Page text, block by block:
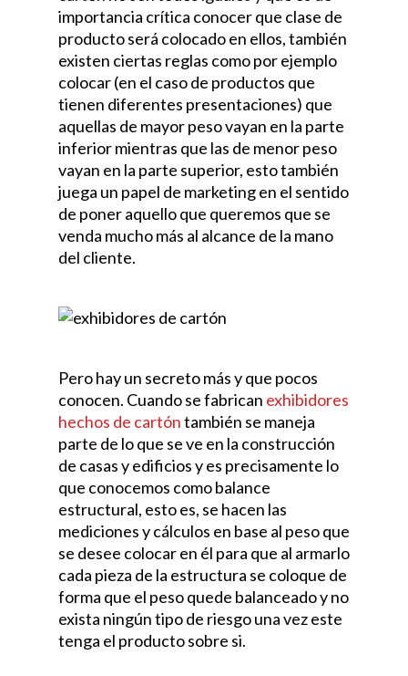
importancia crítica conocer que clase de
producto será colocado en ellos, también
existen ciertas reglas como por ejemplo
colocar (en el caso de productos que
tienen diferentes presentaciones) que
aquellas de mayor peso vayan en la parte
inferior mientras que las de menor peso
vayan en la parte superior, esto también
juega un papel de marketing en el sentido
de poner aquello que queremos que se
venda mucho más al alcance de la mano
del cliente.
Pero hay un secreto más y que pocos
conocen. Cuando se fabrican exhibidores
hechos de cartóntambién se maneja
parte de lo que se ve en la construcción
de casas y edificios y es precisamente lo
que conocemos como balance
estructural, esto es, se hacen las
mediciones y cálculos en base al peso que
se desee colocar en él para que al armarlo
cada pieza de la estructura se coloque de
forma que el peso quede balanceado y no
exista ningún tipo de riesgo una vez este
tenga el producto sobre si.